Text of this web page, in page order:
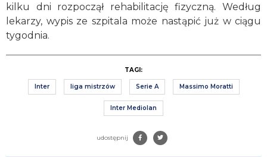
kilku dni rozpoczął rehabilitację fizyczną. Według
lekarzy, wypis ze szpitala może nastąpić już w ciągu
tygodnia.
TAGI:
Inter liga mistrzów Serie A Massimo Moratti
Inter Mediolan
udostępnij